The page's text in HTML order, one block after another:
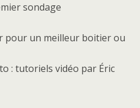
sondage
pour un meilleur boitier ou
: tutoriels vidéo par Éric